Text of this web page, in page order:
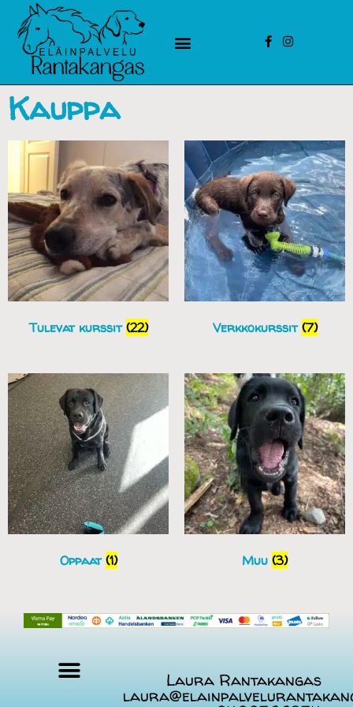
Kauppa
Tulevat kurssit(22) Verkkokurssit(7)
Oppaat(1) Muu (3)
Laura Rantakangas